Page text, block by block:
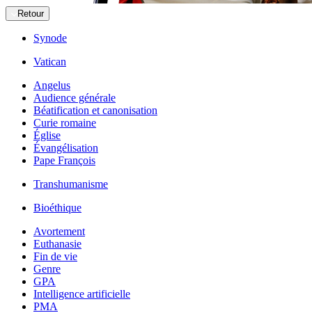
Retour
Synode
Vatican
Angelus
Audience générale
Béatification et canonisation
Curie romaine
Église
Évangélisation
Pape François
Transhumanisme
Bioéthique
Avortement
Euthanasie
Fin de vie
Genre
GPA
Intelligence artificielle
PMA